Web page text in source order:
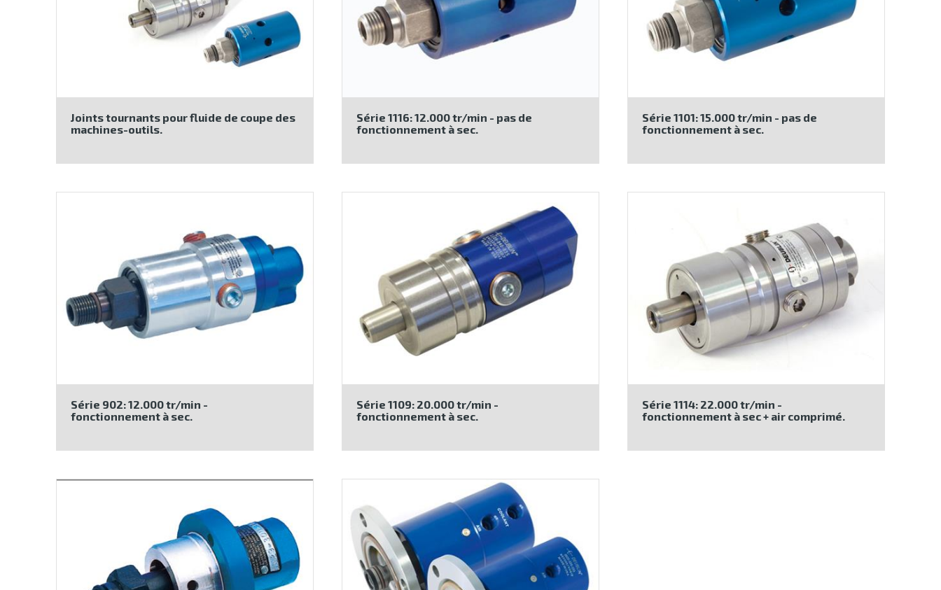
Joints tournants pour fluide de coupe des
machines-outils.
Série 1116: 12.000 tr/min - pas de
fonctionnement à sec.
Série 1101: 15.000 tr/min - pas de
fonctionnement à sec.
Série 902: 12.000 tr/min -
fonctionnement à sec.
Série 1109: 20.000 tr/min -
fonctionnement à sec.
Série 1114: 22.000 tr/min -
fonctionnement à sec + air comprimé.